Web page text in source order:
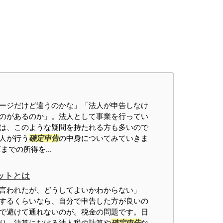
ジだけど違うのかな」「法人が申告しなけ
があるのか」。法人として事業を行ってい
、このような疑問を持たれる方も多いので
が行う 確定申告の中身についてみていきま
での所得を...
トとは
われたが、どうしてよいかわからない」
るくらいなら、自分で申告した方が良いの
避けて通れないのが。税金の問題です。日